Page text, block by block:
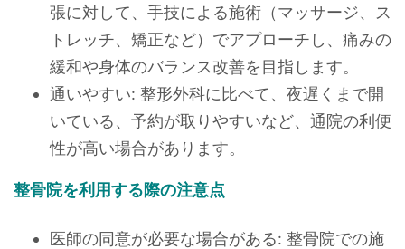
張に対して、手技による施術（マッサージ、ス
トレッチ、矯正など）でアプローチし、痛みの
緩和や身体のバランス改善を目指します。
通いやすい: 整形外科に比べて、夜遅くまで開
いている、予約が取りやすいなど、通院の利便
性が高い場合があります。
整骨院を利用する際の注意点
医師の同意が必要な場合がある: 整骨院での施